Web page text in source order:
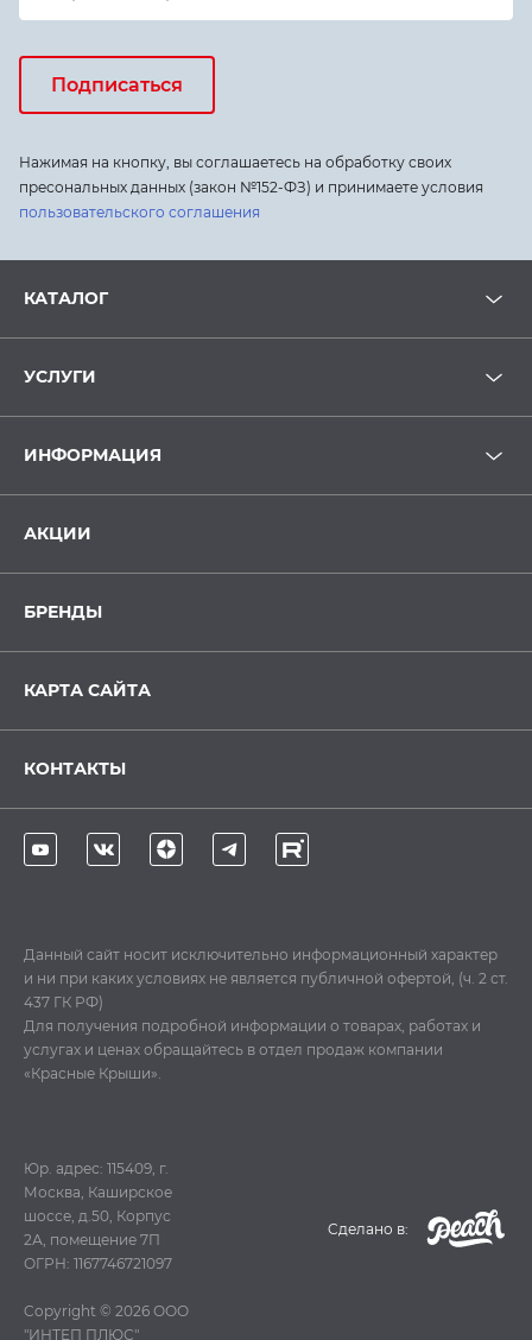
Подписаться
Нажимая на кнопку, вы соглашаетесь на обработку своих
пресональных данных (закон №152-ФЗ) и принимаете условия
пользовательского соглашения
КАТАЛОГ
УСЛУГИ
ИНФОРМАЦИЯ
АКЦИИ
БРЕНДЫ
КАРТА САЙТА
КОНТАКТЫ
Данный сайт носит исключительно информационный характер
и ни при каких условиях не является публичной офертой, (ч. 2 ст.
437 ГК РФ)
Для получения подробной информации о товарах, работах и
услугах и ценах обращайтесь в отдел продаж компании
«Красные Крыши».
Юр. адрес: 115409, г.
Москва, Каширское
шоссе, д.50, Корпус
2А, помещение 7П
ОГРН: 1167746721097
Copyright © 2026 ООО
"ИНТЕП ПЛЮС"
Cделано в: